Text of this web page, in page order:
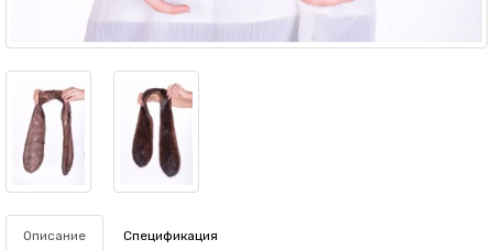
Описание Спецификация